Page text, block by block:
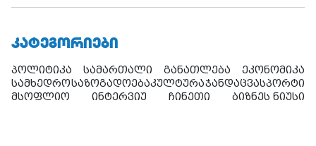
ᲙᲐᲢᲔᲒᲝᲠᲘᲔᲑᲘ
პოლიტიკა სამართალი განათლება
ეკონომიკა
სამხედროსაზოგადოებაკულტურაჯანდაცვასპორტი
მსოფლიო
ინტერვიუ ჩინეთი ბიზნეს ნიუსი